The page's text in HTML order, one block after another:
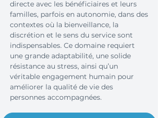
directe avec les bénéficiaires et leurs
familles, parfois en autonomie, dans des
contextes où la bienveillance, la
discrétion et le sens du service sont
indispensables. Ce domaine requiert
une grande adaptabilité, une solide
résistance au stress, ainsi qu’un
véritable engagement humain pour
améliorer la qualité de vie des
personnes accompagnées.